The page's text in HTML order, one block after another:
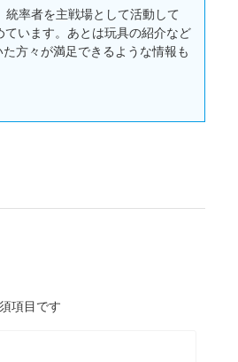
率者を主戦場として活動して
います。あとは玩具の紹介など
方々が満足できるような情報も
項目です